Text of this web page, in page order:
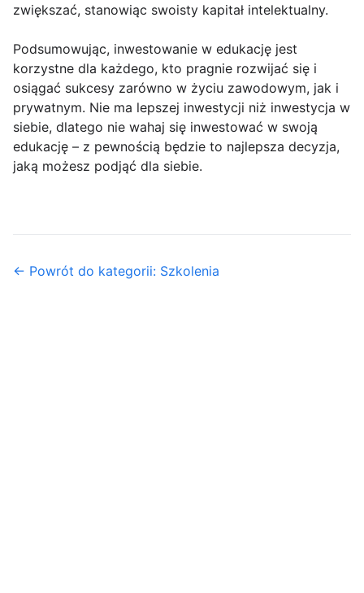
zwiększać, stanowiąc swoisty kapitał intelektualny.
Podsumowując, inwestowanie w edukację jest
korzystne dla każdego, kto pragnie rozwijać się i
osiągać sukcesy zarówno w życiu zawodowym, jak i
prywatnym. Nie ma lepszej inwestycji niż inwestycja w
siebie, dlatego nie wahaj się inwestować w swoją
edukację – z pewnością będzie to najlepsza decyzja,
jaką możesz podjąć dla siebie.
← Powrót do kategorii: Szkolenia